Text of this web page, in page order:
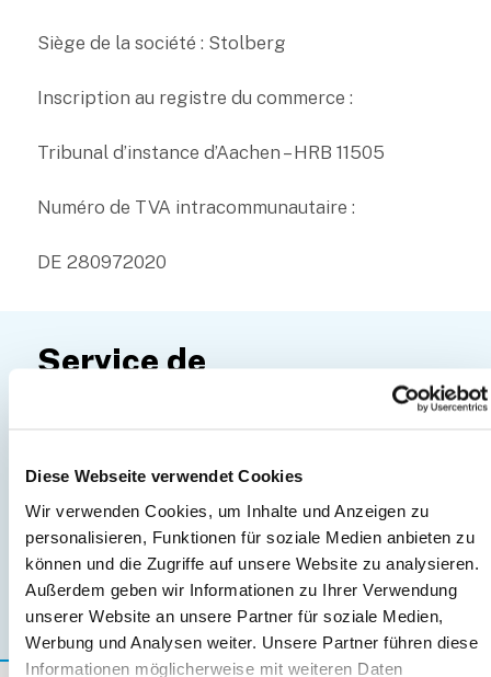
Diese Webseite verwendet Cookies
Wir verwenden Cookies, um Inhalte und Anzeigen zu
personalisieren, Funktionen für soziale Medien anbieten zu
können und die Zugriffe auf unsere Website zu analysieren.
Außerdem geben wir Informationen zu Ihrer Verwendung
unserer Website an unsere Partner für soziale Medien,
Werbung und Analysen weiter. Unsere Partner führen diese
Informationen möglicherweise mit weiteren Daten
Siège de la société : Stolberg
Inscription au registre du commerce :
Tribunal d’instance d’Aachen – HRB 11505
Numéro de TVA intracommunautaire :
DE 280972020
Service de